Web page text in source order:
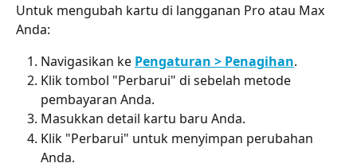
Untuk mengubah kartu di langganan Pro atau Max
Anda:
Navigasikan ke Pengaturan > Penagihan.
Klik tombol "Perbarui" di sebelah metode
pembayaran Anda.
Masukkan detail kartu baru Anda.
Klik "Perbarui" untuk menyimpan perubahan
Anda.